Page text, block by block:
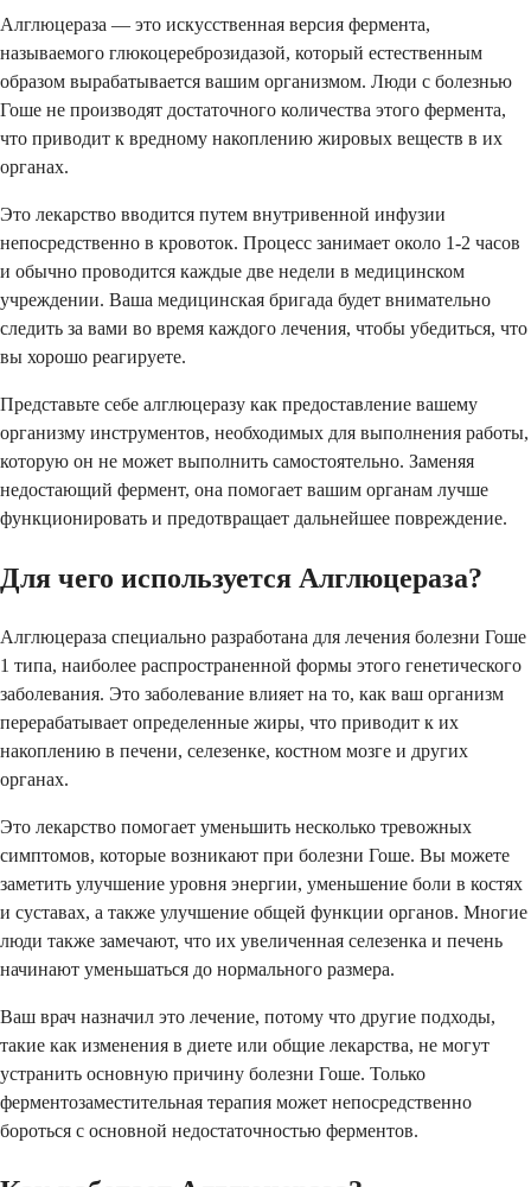
Алглюцераза — это искусственная версия фермента,
называемого глюкоцереброзидазой, который естественным
образом вырабатывается вашим организмом. Люди с болезнью
Гоше не производят достаточного количества этого фермента,
что приводит к вредному накоплению жировых веществ в их
органах.
Это лекарство вводится путем внутривенной инфузии
непосредственно в кровоток. Процесс занимает около 1-2 часов
и обычно проводится каждые две недели в медицинском
учреждении. Ваша медицинская бригада будет внимательно
следить за вами во время каждого лечения, чтобы убедиться, что
вы хорошо реагируете.
Представьте себе алглюцеразу как предоставление вашему
организму инструментов, необходимых для выполнения работы,
которую он не может выполнить самостоятельно. Заменяя
недостающий фермент, она помогает вашим органам лучше
функционировать и предотвращает дальнейшее повреждение.
Для чего используется Алглюцераза?
Алглюцераза специально разработана для лечения болезни Гоше
1 типа, наиболее распространенной формы этого генетического
заболевания. Это заболевание влияет на то, как ваш организм
перерабатывает определенные жиры, что приводит к их
накоплению в печени, селезенке, костном мозге и других
органах.
Это лекарство помогает уменьшить несколько тревожных
симптомов, которые возникают при болезни Гоше. Вы можете
заметить улучшение уровня энергии, уменьшение боли в костях
и суставах, а также улучшение общей функции органов. Многие
люди также замечают, что их увеличенная селезенка и печень
начинают уменьшаться до нормального размера.
Ваш врач назначил это лечение, потому что другие подходы,
такие как изменения в диете или общие лекарства, не могут
устранить основную причину болезни Гоше. Только
ферментозаместительная терапия может непосредственно
бороться с основной недостаточностью ферментов.